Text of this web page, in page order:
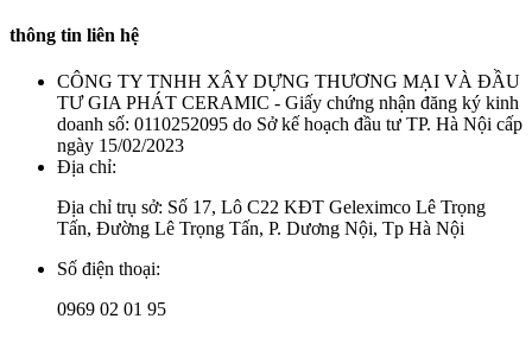
thông tin liên hệ
CÔNG TY TNHH XÂY DỰNG THƯƠNG MẠI VÀ ĐẦU
TƯ GIA PHÁT CERAMIC - Giấy chứng nhận đăng ký kinh
doanh số: 0110252095 do Sở kế hoạch đầu tư TP. Hà Nội cấp
ngày 15/02/2023
Địa chỉ:
Địa chỉ trụ sở: Số 17, Lô C22 KĐT Geleximco Lê Trọng
Tấn, Đường Lê Trọng Tấn, P. Dương Nội, Tp Hà Nội
Số điện thoại:
0969 02 01 95